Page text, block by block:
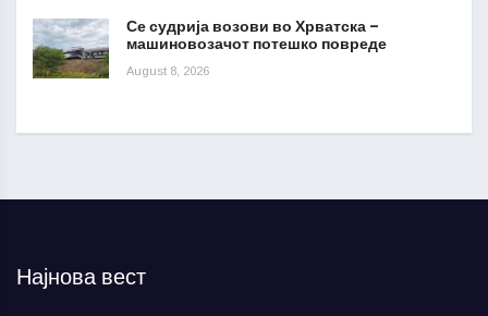
Се судрија возови во Хрватска –
машиновозачот потешко повреде
August 8, 2026
Најнова вест